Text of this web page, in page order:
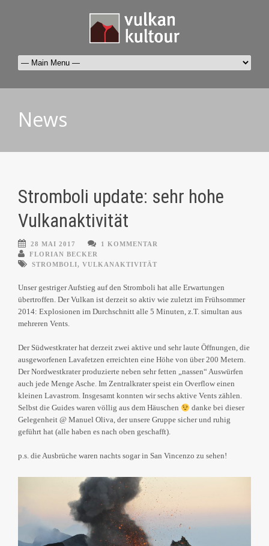
News
Stromboli update: sehr hohe
Vulkanaktivität
28 MAI 2017
1 KOMMENTAR
FLORIAN BECKER
STROMBOLI, VULKANAKTIVITÄT
Unser gestriger Aufstieg auf den Stromboli hat alle Erwartungen
übertroffen. Der Vulkan ist derzeit so aktiv wie zuletzt im Frühsommer
2014: Explosionen im Durchschnitt alle 5 Minuten, z.T. simultan aus
mehreren Vents.
Der Südwestkrater hat derzeit zwei aktive und sehr laute Öffnungen, die
ausgeworfenen Lavafetzen erreichten eine Höhe von über 200 Metern.
Der Nordwestkrater produzierte neben sehr fetten „nassen“ Auswürfen
auch jede Menge Asche. Im Zentralkrater speist ein Overflow einen
kleinen Lavastrom. Insgesamt konnten wir sechs aktive Vents zählen.
Selbst die Guides waren völlig aus dem Häuschen
danke bei dieser
Gelegenheit @ Manuel Oliva, der unsere Gruppe sicher und ruhig
geführt hat (alle haben es nach oben geschafft).
p.s. die Ausbrüche waren nachts sogar in San Vincenzo zu sehen!